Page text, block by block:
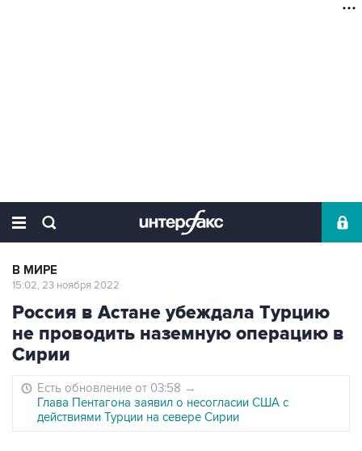
В МИРЕ
15:02, 23 ноября 2022
Россия в Астане убеждала Турцию
не проводить наземную операцию в
Сирии
Есть обновление от 03:58 →
Глава Пентагона заявил о несогласии США с
действиями Турции на севере Сирии